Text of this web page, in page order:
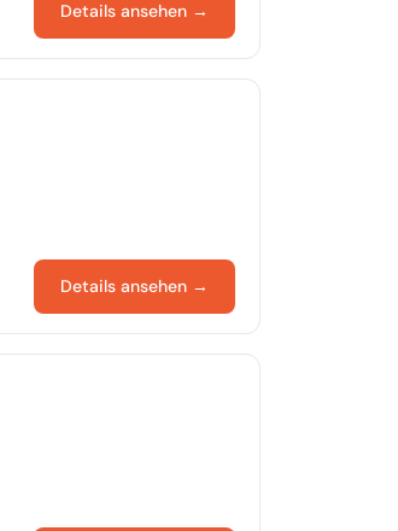
Details ansehen →
Details ansehen →